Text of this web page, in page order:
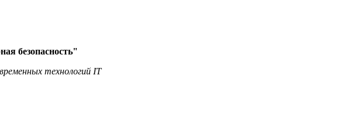
безопасность"
технологий IT